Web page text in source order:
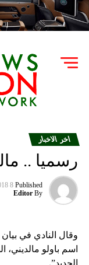
اخر الاخبار
رسميا ..
Published
8 years ago
By
Editor
وقال النادي في
اسم باولو مالديني،
الجديد”.